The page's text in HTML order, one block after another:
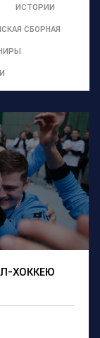
ИСТОРИИ
СБОРНАЯ
ХОККЕЮ